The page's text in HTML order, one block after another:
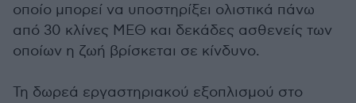
οποίο μπορεί να υποστηρίξει ολιστικά πάνω
από 30 κλίνες ΜΕΘ και δεκάδες ασθενείς των
οποίων η ζωή βρίσκεται σε κίνδυνο.
Τη δωρεά εργαστηριακού εξοπλισμού στο